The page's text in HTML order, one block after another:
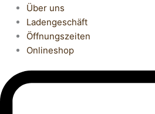
Über uns
Ladengeschäft
Öffnungszeiten
Onlineshop